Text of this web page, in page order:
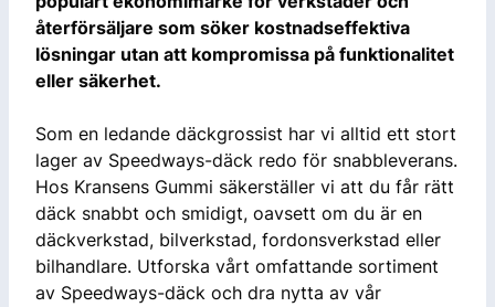
återförsäljare som söker kostnadseffektiva
lösningar utan att kompromissa på funktionalitet
eller säkerhet.
Som en ledande däckgrossist har vi alltid ett stort
lager av Speedways-däck redo för snabbleverans.
Hos Kransens Gummi säkerställer vi att du får rätt
däck snabbt och smidigt, oavsett om du är en
däckverkstad, bilverkstad, fordonsverkstad eller
bilhandlare. Utforska vårt omfattande sortiment
av Speedways-däck och dra nytta av vår